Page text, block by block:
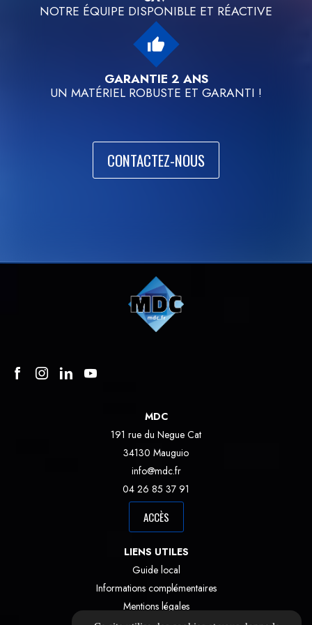
NOTRE ÉQUIPE DISPONIBLE ET RÉACTIVE
thumb_up
GARANTIE 2 ANS
UN MATÉRIEL ROBUSTE ET GARANTI !
CONTACTEZ-NOUS
MDC
191 rue du Negue Cat
34130 Mauguio
info@mdc.fr
04 26 85 37 91
ACCÈS
LIENS UTILES
Guide local
Informations complémentaires
Mentions légales